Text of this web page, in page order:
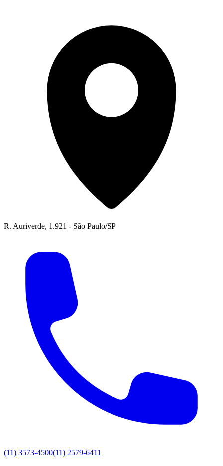
R. Auriverde, 1.921 - São Paulo/SP
(11) 3573-4500(11) 2579-6411